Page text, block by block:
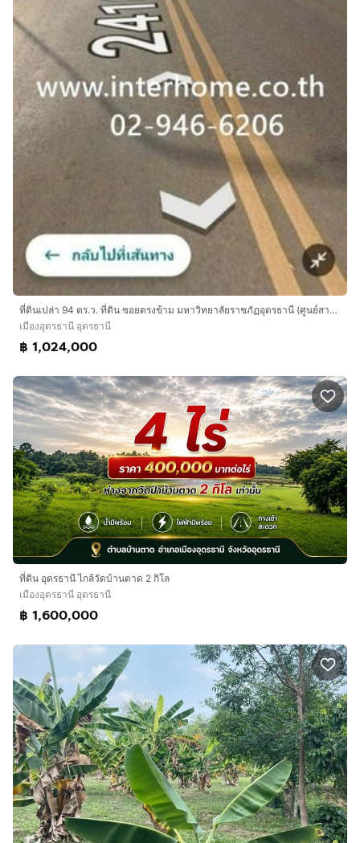
ที่ดินเปล่า 94 ตร.ว. ที่ดิน ซอยตรงข้าม มหาวิทยาลัยราชภัฏอุดรธานี (ศูนย์สามพร้าว) ถนนทางหลวงหมายเลข2410 เมืองอุดรธานี อุดรธานี
เมืองอุดรธานี อุดรธานี
฿ 1,024,000
ที่ดิน อุดรธานี ไกล้วัดบ้านตาด 2 กิโล
เมืองอุดรธานี อุดรธานี
฿ 1,600,000